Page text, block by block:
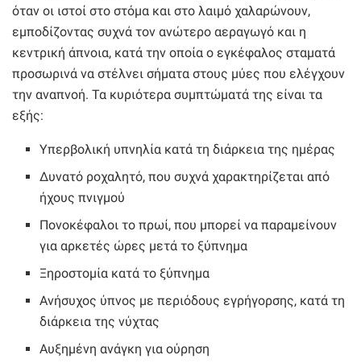
όταν οι ιστοί στο στόμα και στο λαιμό χαλαρώνουν,
εμποδίζοντας συχνά τον ανώτερο αεραγωγό και η
κεντρική άπνοια, κατά την οποία ο εγκέφαλος σταματά
προσωρινά να στέλνει σήματα στους μύες που ελέγχουν
την αναπνοή. Τα κυριότερα συμπτώματά της είναι τα
εξής:
Υπερβολική υπνηλία κατά τη διάρκεια της ημέρας
Δυνατό ροχαλητό, που συχνά χαρακτηρίζεται από
ήχους πνιγμού
Πονοκέφαλοι το πρωί, που μπορεί να παραμείνουν
για αρκετές ώρες μετά το ξύπνημα
Ξηροστομία κατά το ξύπνημα
Ανήσυχος ύπνος με περιόδους εγρήγορσης, κατά τη
διάρκεια της νύχτας
Αυξημένη ανάγκη για ούρηση